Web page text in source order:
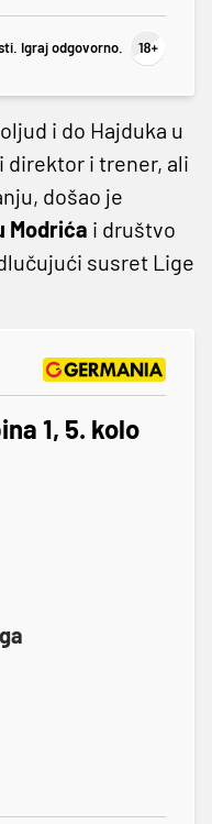
Igraj odgovorno.
i do Hajduka u
direktor i trener, ali
došao je
Modrića i društvo
susret Lige
1, 5. kolo